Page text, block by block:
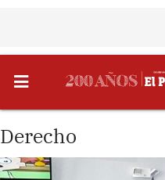
Derecho